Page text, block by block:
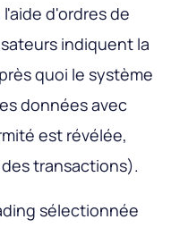
d'ordres de
indiquent la
quoi le système
données avec
est révélée,
transactions).
sélectionnée